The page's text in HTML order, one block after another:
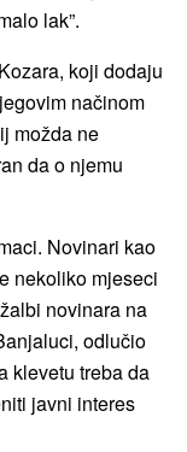
lak”.
koji dodaju
načinom
možda ne
da o njemu
Novinari kao
nekoliko mjeseci
novinara na
odlučio
klevetu treba da
javni interes